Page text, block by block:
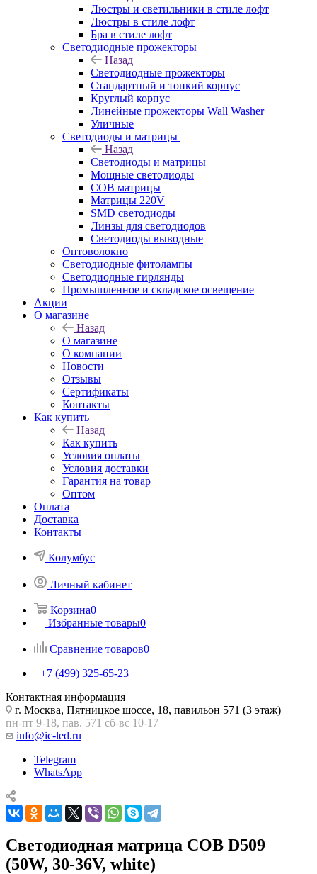
Люстры и светильники в стиле лофт
Люстры в стиле лофт
Бра в стиле лофт
Светодиодные прожекторы
Назад
Светодиодные прожекторы
Стандартный и тонкий корпус
Круглый корпус
Линейные прожекторы Wall Washer
Уличные
Светодиоды и матрицы
Назад
Светодиоды и матрицы
Мощные светодиоды
COB матрицы
Матрицы 220V
SMD светодиоды
Линзы для светодиодов
Светодиоды выводные
Оптоволокно
Светодиодные фитолампы
Светодиодные гирлянды
Промышленное и складское освещение
Акции
О магазине
Назад
О магазине
О компании
Новости
Отзывы
Сертификаты
Контакты
Как купить
Назад
Как купить
Условия оплаты
Условия доставки
Гарантия на товар
Оптом
Оплата
Доставка
Контакты
Колумбус
Личный кабинет
Корзина0
Избранные товары0
Сравнение товаров0
+7 (499) 325-65-23
Контактная информация
г. Москва, Пятницкое шоссе, 18, павильон 571 (3 этаж)
пн-пт 9-18, пав. 571 сб-вс 10-17
info@ic-led.ru
Telegram
WhatsApp
Светодиодная матрица COB D509
(50W, 30-36V, white)